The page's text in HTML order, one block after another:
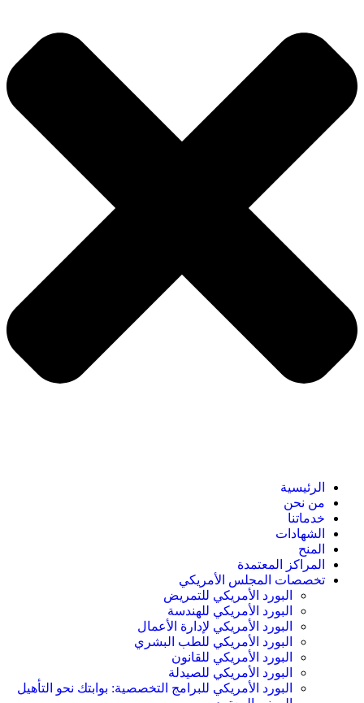
الرئيسية
من نحن
خدماتنا
الشهادات
المنح
المراكز المعتمدة
تخصصات المجلس الأمريكي
البورد الأمريكي للتمريض
البورد الأمريكي للهندسة
البورد الأمريكي لإدارة الأعمال
البورد الأمريكي للطب البشري
البورد الأمريكي للقانون
البورد الأمريكي للصيدلة
البورد الأمريكي للبرامج التخصصية: بوابتك نحو التأهيل